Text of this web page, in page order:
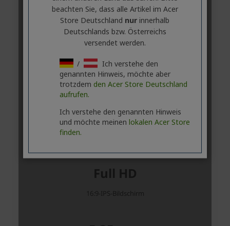
beachten Sie, dass alle Artikel im Acer
Store Deutschland nur innerhalb
Deutschlands bzw. Österreichs
versendet werden.
/
Ich verstehe den
genannten Hinweis, möchte aber
trotzdem den Acer Store Deutschland
aufrufen.
Ich verstehe den genannten Hinweis
und möchte meinen lokalen Acer Store
finden.